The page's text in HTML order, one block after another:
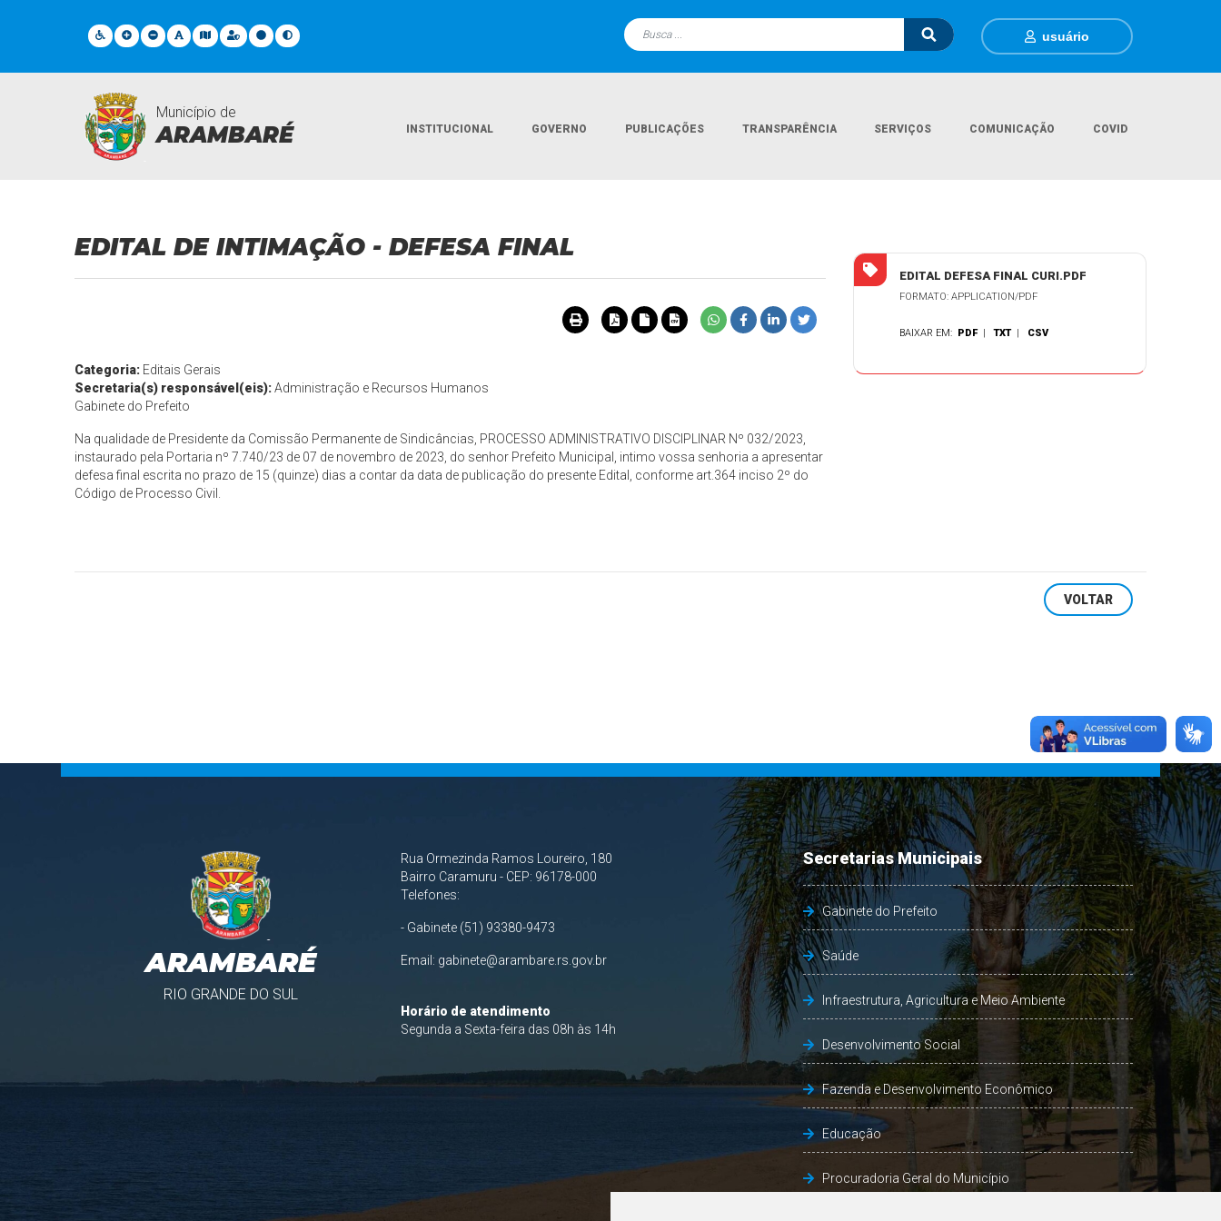
usuário
Município de
ARAMBARÉ INSTITUCIONAL GOVERNO PUBLICAÇÕES TRANSPARÊNCIA SERVIÇOS COMUNICAÇÃO COVID
Documentos Gerais
EDITAL DE INTIMAÇÃO - DEFESA FINAL
Categoria: Editais Gerais
Secretaria(s) responsável(eis):Administração e Recursos Humanos
Gabinete do Prefeito
Na qualidade de Presidente da Comissão Permanente de Sindicâncias, PROCESSO ADMINISTRATIVO DISCIPLINAR Nº 032/2023,
instaurado pela Portaria nº 7.740/23 de 07 de novembro de 2023, do senhor Prefeito Municipal, intimo vossa senhoria a apresentar
defesa final escrita no prazo de 15 (quinze) dias a contar da data de publicação do presente Edital, conforme art.364 inciso 2º do
Código de Processo Civil.
EDITAL DEFESA FINAL CURI.PDF
FORMATO: APPLICATION/PDF
BAIXAR EM: PDF |TXT | CSV
VOLTAR
ARAMBARÉ
RIO GRANDE DO SUL
Rua Ormezinda Ramos Loureiro, 180
Bairro Caramuru - CEP: 96178-000
Telefones:
- Gabinete (51) 93380-9473
Email: gabinete@arambare.rs.gov.br
Horário de atendimento
Segunda a Sexta-feira das 08h às 14h
Secretarias Municipais
Gabinete do Prefeito
Saúde
Infraestrutura, Agricultura e Meio Ambiente
Desenvolvimento Social
Fazenda e Desenvolvimento Econômico
Educação
Procuradoria Geral do Município